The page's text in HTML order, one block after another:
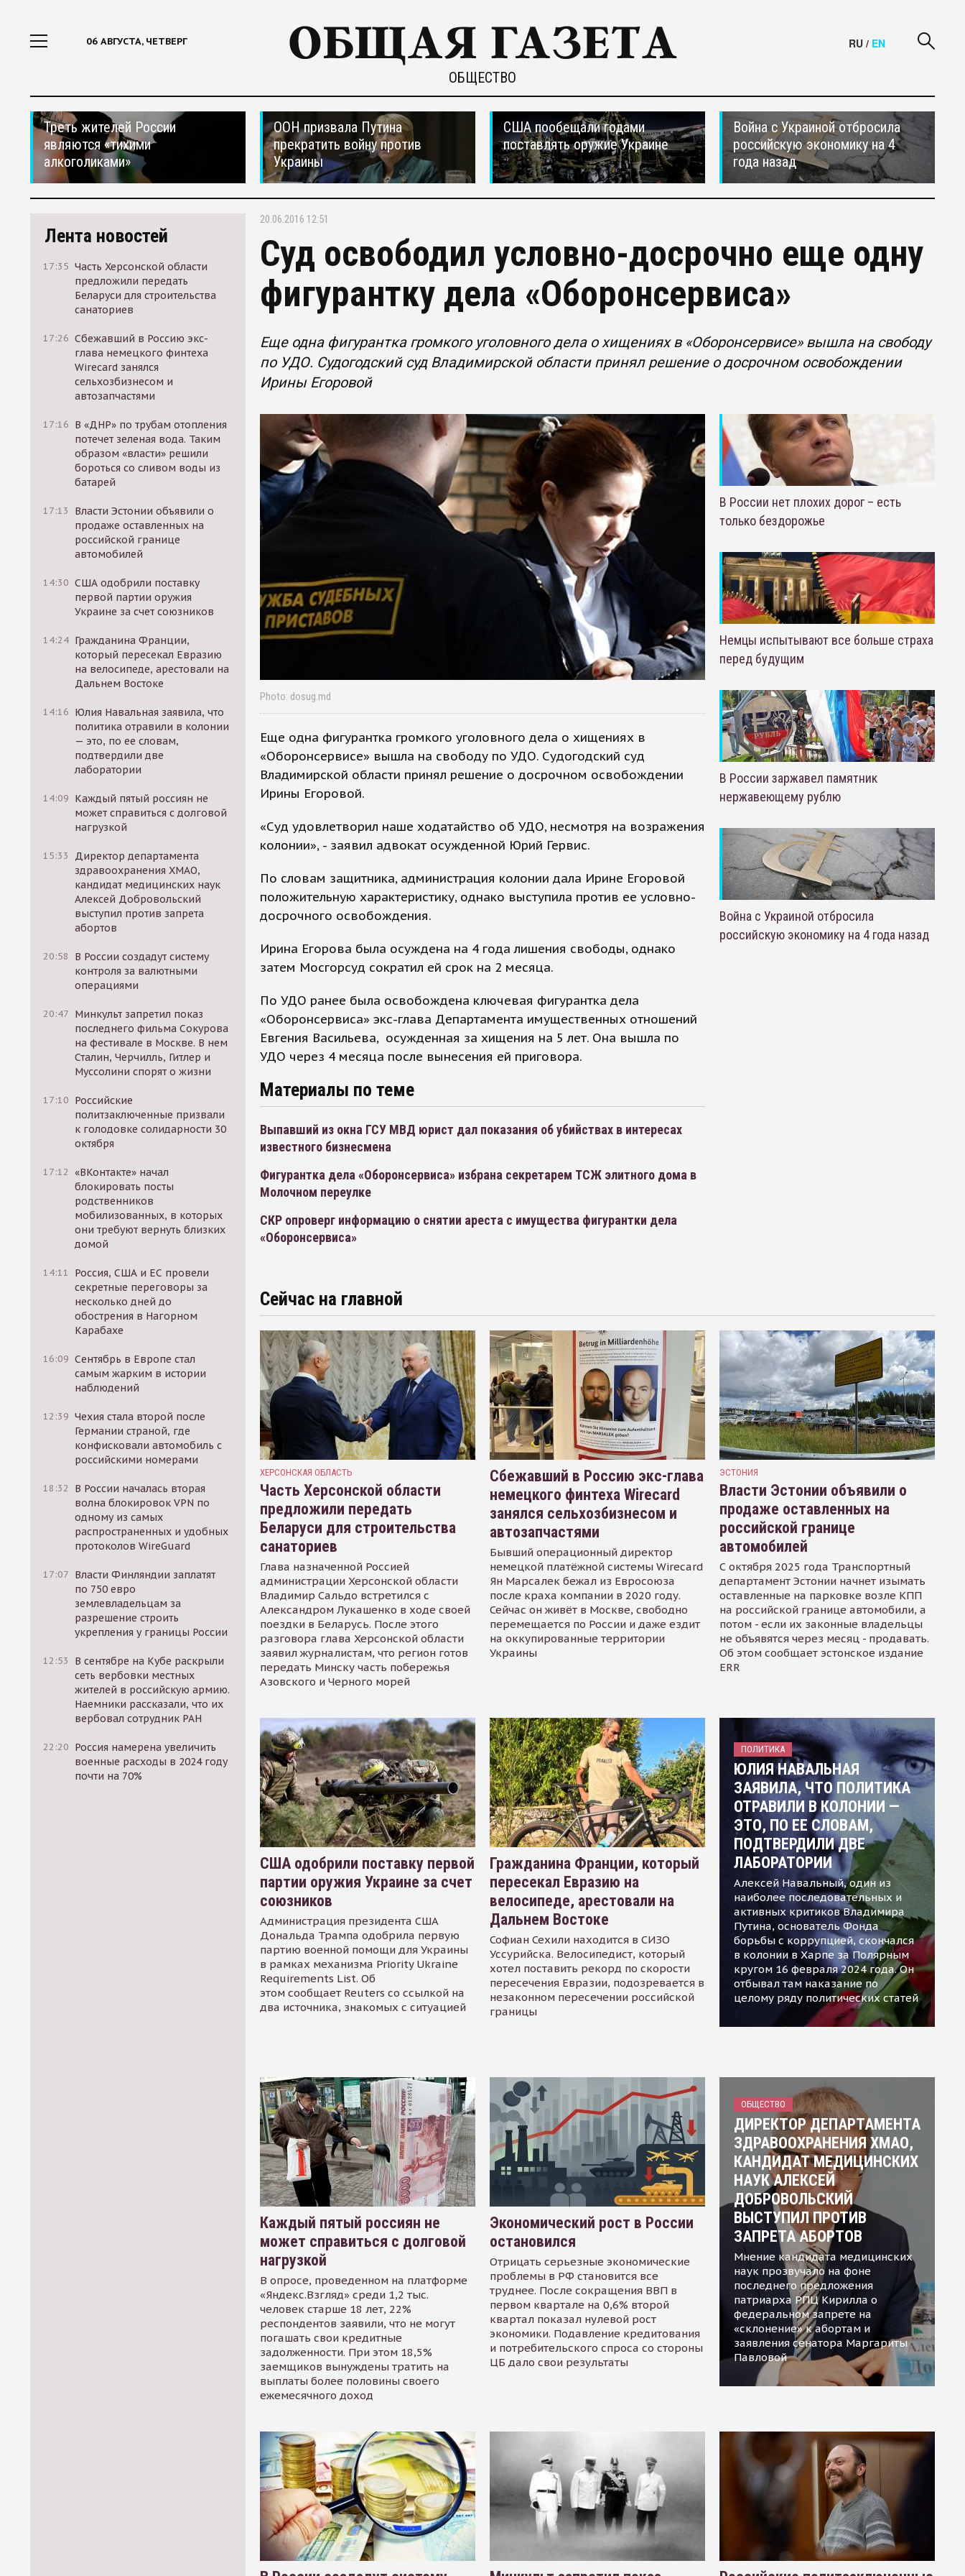
06 АВГУСТА, ЧЕТВЕРГ
ОБЩЕСТВО
RU / EN
Треть жителей России
являются «тихими
алкоголиками»
ООН призвала Путина
прекратить войну против
Украины
США пообещали годами
поставлять оружие Украине
Война с Украиной отбросила
российскую экономику на 4
года назад
Лента новостей
17:35 Часть Херсонской области
предложили передать
Беларуси для строительства
санаториев
17:26 Сбежавший в Россию экс-
глава немецкого финтеха
Wirecard занялся
сельхозбизнесом и
автозапчастями
17:16 В «ДНР» по трубам отопления
потечет зеленая вода. Таким
образом «власти» решили
бороться со сливом воды из
батарей
17:13
Власти Эстонии объявили о
продаже оставленных на
российской границе
автомобилей
14:30 США одобрили поставку
первой партии оружия
Украине за счет союзников
14:24 Гражданина Франции,
который пересекал Евразию
на велосипеде, арестовали на
Дальнем Востоке
14:16 Юлия Навальная заявила, что
политика отравили в колонии
— это, по ее словам,
подтвердили две
лаборатории
14:09 Каждый пятый россиян не
может справиться с долговой
нагрузкой
15:33
Директор департамента
здравоохранения ХМАО,
кандидат медицинских наук
Алексей Добровольский
выступил против запрета
абортов
20:58
В России создадут систему
контроля за валютными
операциями
20:47 Минкульт запретил показ
последнего фильма Сокурова
на фестивале в Москве. В нем
Сталин, Черчилль, Гитлер и
Муссолини спорят о жизни
17:10 Российские
политзаключенные призвали
к голодовке солидарности 30
октября
17:12 «ВКонтакте» начал
блокировать посты
родственников
мобилизованных, в которых
они требуют вернуть близких
домой
14:11
Россия, США и ЕС провели
секретные переговоры за
несколько дней до
обострения в Нагорном
Карабахе
16:09 Сентябрь в Европе стал
самым жарким в истории
наблюдений
12:39 Чехия стала второй после
Германии страной, где
конфисковали автомобиль с
российскими номерами
18:32
В России началась вторая
волна блокировок VPN по
одному из самых
распространенных и удобных
протоколов WireGuard
17:07 Власти Финляндии заплатят
по 750 евро
землевладельцам за
разрешение строить
укрепления у границы России
12:53
В сентябре на Кубе раскрыли
сеть вербовки местных
жителей в российскую армию.
Наемники рассказали, что их
вербовал сотрудник РАН
22:20 Россия намерена увеличить
военные расходы в 2024 году
почти на 70%
20.06.2016 12:51
Суд освободил условно-досрочно еще одну
фигурантку дела «Оборонсервиса»
Еще одна фигурантка громкого уголовного дела о хищениях в «Оборонсервисе» вышла на свободу
по УДО. Судогодский суд Владимирской области принял решение о досрочном освобождении
Ирины Егоровой
Photo: dosug.md
Еще одна фигурантка громкого уголовного дела о хищениях в
«Оборонсервисе» вышла на свободу по УДО. Судогодский суд
Владимирской области принял решение о досрочном освобождении
Ирины Егоровой.
«Суд удовлетворил наше ходатайство об УДО, несмотря на возражения
колонии», - заявил адвокат осужденной Юрий Гервис.
По словам защитника, администрация колонии дала Ирине Егоровой
положительную характеристику, однако выступила против ее условно-
досрочного освобождения.
Ирина Егорова была осуждена на 4 года лишения свободы, однако
затем Мосгорсуд сократил ей срок на 2 месяца.
По УДО ранее была освобождена ключевая фигурантка дела
«Оборонсервиса» экс-глава Департамента имущественных отношений
Евгения Васильева, осужденная за хищения на 5 лет. Она вышла по
УДО через 4 месяца после вынесения ей приговора.
Материалы по теме
Выпавший из окна ГСУ МВД юрист дал показания об убийствах в интересах
известного бизнесмена
Фигурантка дела «Оборонсервиса» избрана секретарем ТСЖ элитного дома в
Молочном переулке
СКР опроверг информацию о снятии ареста с имущества фигурантки дела
«Оборонсервиса»
В России нет плохих дорог – есть
только бездорожье
Немцы испытывают все больше страха
перед будущим
В России заржавел памятник
нержавеющему рублю
Война с Украиной отбросила
российскую экономику на 4 года назад
Сейчас на главной
ХЕРСОНСКАЯ ОБЛАСТЬ
Часть Херсонской области
предложили передать
Беларуси для строительства
санаториев
Глава назначенной Россией
администрации Херсонской области
Владимир Сальдо встретился с
Александром Лукашенко в ходе своей
поездки в Беларусь. После этого
разговора глава Херсонской области
заявил журналистам, что регион готов
передать Минску часть побережья
Азовского и Черного морей
Сбежавший в Россию экс-глава
немецкого финтеха Wirecard
занялся сельхозбизнесом и
автозапчастями
Бывший операционный директор
немецкой платёжной системы Wirecard
Ян Марсалек бежал из Евросоюза
после краха компании в 2020 году.
Сейчас он живёт в Москве, свободно
перемещается по России и даже ездит
на оккупированные территории
Украины
ЭСТОНИЯ
Власти Эстонии объявили о
продаже оставленных на
российской границе
автомобилей
С октября 2025 года Транспортный
департамент Эстонии начнет изымать
оставленные на парковке возле КПП
на российской границе автомобили, а
потом - если их законные владельцы
не объявятся через месяц - продавать.
Об этом сообщает эстонское издание
ERR
США одобрили поставку первой
партии оружия Украине за счет
союзников
Администрация президента США
Дональда Трампа одобрила первую
партию военной помощи для Украины
в рамках механизма Priority Ukraine
Requirements List. Об
этом сообщает Reuters со ссылкой на
два источника, знакомых с ситуацией
Гражданина Франции, который
пересекал Евразию на
велосипеде, арестовали на
Дальнем Востоке
Софиан Сехили находится в СИЗО
Уссурийска. Велосипедист, который
хотел поставить рекорд по скорости
пересечения Евразии, подозревается в
незаконном пересечении российской
границы
ПОЛИТИКА
ЮЛИЯ НАВАЛЬНАЯ
ЗАЯВИЛА, ЧТО ПОЛИТИКА
ОТРАВИЛИ В КОЛОНИИ —
ЭТО, ПО ЕЕ СЛОВАМ,
ПОДТВЕРДИЛИ ДВЕ
ЛАБОРАТОРИИ
Алексей Навальный, один из
наиболее последовательных и
активных критиков Владимира
Путина, основатель Фонда
борьбы с коррупцией, скончался
в колонии в Харпе за Полярным
кругом 16 февраля 2024 года. Он
отбывал там наказание по
целому ряду политических статей
Каждый пятый россиян не
может справиться с долговой
нагрузкой
В опросе, проведенном на платформе
«Яндекс.Взгляд» среди 1,2 тыс.
человек старше 18 лет, 22%
респондентов заявили, что не могут
погашать свои кредитные
задолженности. При этом 18,5%
заемщиков вынуждены тратить на
выплаты более половины своего
ежемесячного доход
Экономический рост в России
остановился
Отрицать серьезные экономические
проблемы в РФ становится все
труднее. После сокращения ВВП в
первом квартале на 0,6% второй
квартал показал нулевой рост
экономики. Подавление кредитования
и потребительского спроса со стороны
ЦБ дало свои результаты
ОБЩЕСТВО
ДИРЕКТОР ДЕПАРТАМЕНТА
ЗДРАВООХРАНЕНИЯ ХМАО,
КАНДИДАТ МЕДИЦИНСКИХ
НАУК АЛЕКСЕЙ
ДОБРОВОЛЬСКИЙ
ВЫСТУПИЛ ПРОТИВ
ЗАПРЕТА АБОРТОВ
Мнение кандидата медицинских
наук прозвучало на фоне
последнего предложения
патриарха РПЦ Кирилла о
федеральном запрете на
«склонение» к абортам и
заявления сенатора Маргариты
Павловой